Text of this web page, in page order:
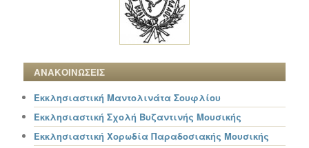
ΑΝΑΚΟΙΝΩΣΕΙΣ
Εκκλησιαστική Μαντολινάτα Σουφλίου
Εκκλησιαστική Σχολή Βυζαντινής Μουσικής
Εκκλησιαστική Χορωδία Παραδοσιακής Μουσικής